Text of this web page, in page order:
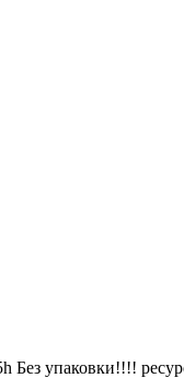
упаковки!!!!